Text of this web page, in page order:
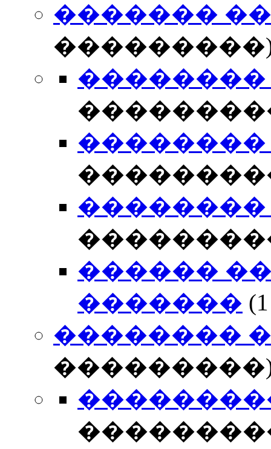
�������
��������
��������
��������
������
�������
��������